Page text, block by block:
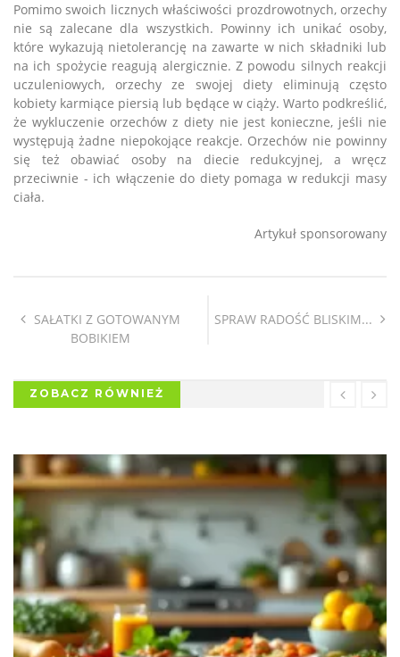
Pomimo swoich licznych właściwości prozdrowotnych, orzechy
nie są zalecane dla wszystkich. Powinny ich unikać osoby,
które wykazują nietolerancję na zawarte w nich składniki lub
na ich spożycie reagują alergicznie. Z powodu silnych reakcji
uczuleniowych, orzechy ze swojej diety eliminują często
kobiety karmiące piersią lub będące w ciąży. Warto podkreślić,
że wykluczenie orzechów z diety nie jest konieczne, jeśli nie
występują żadne niepokojące reakcje. Orzechów nie powinny
się też obawiać osoby na diecie redukcyjnej, a wręcz
przeciwnie - ich włączenie do diety pomaga w redukcji masy
ciała.
Artykuł sponsorowany
SAŁATKI Z GOTOWANYM
BOBIKIEM
SPRAW RADOŚĆ BLISKIM...
ZOBACZ RÓWNIEŻ